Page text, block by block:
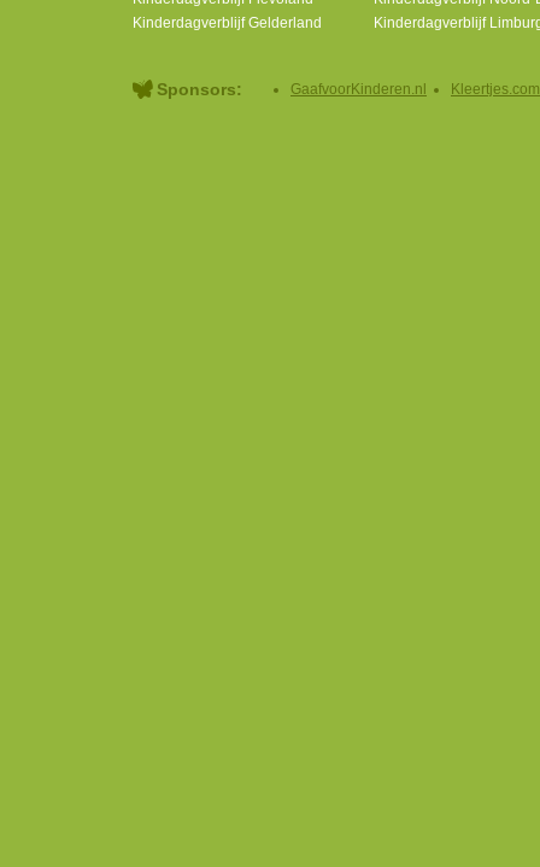
Kinderdagverblijf
Kinderdagverblijf Gelderland
Sponsors: GaafvoorKinderen.nl Kleertjes.com